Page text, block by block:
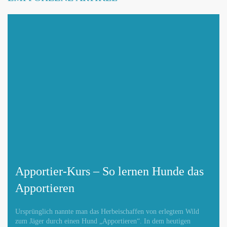
Apportier-Kurs – So lernen Hunde das
Apportieren
Ursprünglich nannte man das Herbeischaffen von erlegtem Wild
zum Jäger durch einen Hund „Apportieren“. In dem heutigen